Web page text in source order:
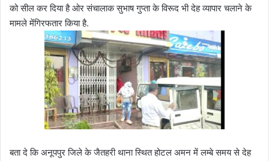
को सील कर दिया है ओर संचालाक सुभाष गुप्‍ता के विरूद भी देह व्‍यापार चलाने के
मामले मेंगिरफतार किया है.
बता दे कि अनूपपुर जिले के जैतहरी थाना स्थित होटल अमन में लम्बे समय से देह